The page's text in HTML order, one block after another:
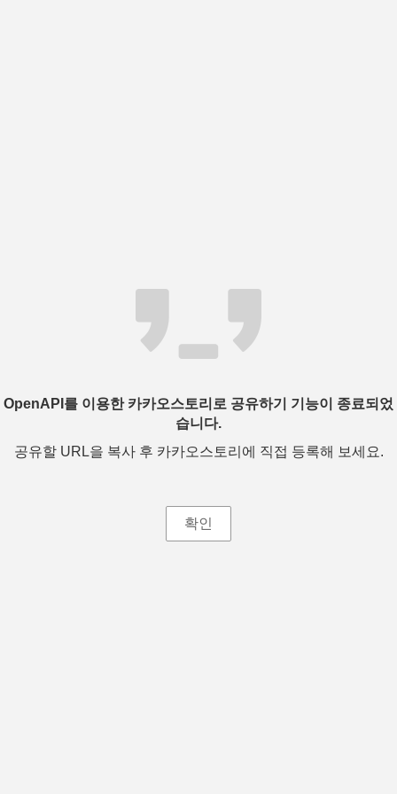
OpenAPI를 이용한 카카오스토리로 공유하기 기능이 종료되었
습니다.
공유할 URL을 복사 후 카카오스토리에 직접 등록해 보세요.
확인